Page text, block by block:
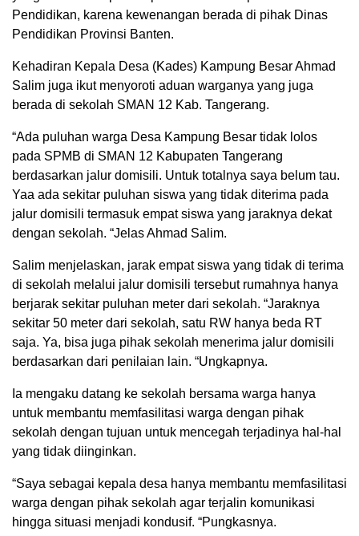
Pendidikan, karena kewenangan berada di pihak Dinas
Pendidikan Provinsi Banten.
Kehadiran Kepala Desa (Kades) Kampung Besar Ahmad
Salim juga ikut menyoroti aduan warganya yang juga
berada di sekolah SMAN 12 Kab. Tangerang.
“Ada puluhan warga Desa Kampung Besar tidak lolos
pada SPMB di SMAN 12 Kabupaten Tangerang
berdasarkan jalur domisili. Untuk totalnya saya belum tau.
Yaa ada sekitar puluhan siswa yang tidak diterima pada
jalur domisili termasuk empat siswa yang jaraknya dekat
dengan sekolah. “Jelas Ahmad Salim.
Salim menjelaskan, jarak empat siswa yang tidak di terima
di sekolah melalui jalur domisili tersebut rumahnya hanya
berjarak sekitar puluhan meter dari sekolah. “Jaraknya
sekitar 50 meter dari sekolah, satu RW hanya beda RT
saja. Ya, bisa juga pihak sekolah menerima jalur domisili
berdasarkan dari penilaian lain. “Ungkapnya.
Ia mengaku datang ke sekolah bersama warga hanya
untuk membantu memfasilitasi warga dengan pihak
sekolah dengan tujuan untuk mencegah terjadinya hal-hal
yang tidak diinginkan.
“Saya sebagai kepala desa hanya membantu memfasilitasi
warga dengan pihak sekolah agar terjalin komunikasi
hingga situasi menjadi kondusif. “Pungkasnya.